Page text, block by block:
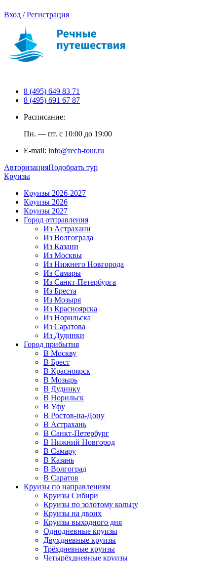
Вход / Регистрация
8 (495) 649 83 71
8 (495) 691 67 87
Расписание:
Пн. — пт. с 10:00 до 19:00
E-mail: info@rech-tour.ru
АвторизацияПодобрать тур
Круизы
Круизы 2026-2027
Круизы 2026
Круизы 2027
Город отправления
Из Астрахани
Из Волгограда
Из Казани
Из Москвы
Из Нижнего Новгорода
Из Самары
Из Санкт-Петербурга
Из Бреста
Из Мозыря
Из Красноярска
Из Норильска
Из Саратова
Из Дудинки
Город прибытия
В Москву
В Брест
В Красноярск
В Мозырь
В Дудинку
В Норильск
В Уфу
В Ростов-на-Дону
В Астрахань
В Санкт-Петербург
В Нижний Новгород
В Самару
В Казань
В Волгоград
В Саратов
Круизы по направлениям
Круизы Сибири
Круизы по золотому кольцу
Круизы на двоих
Круизы выходного дня
Однодневные круизы
Двухдневные круизы
Трёхдневные круизы
Четырёхдневные круизы